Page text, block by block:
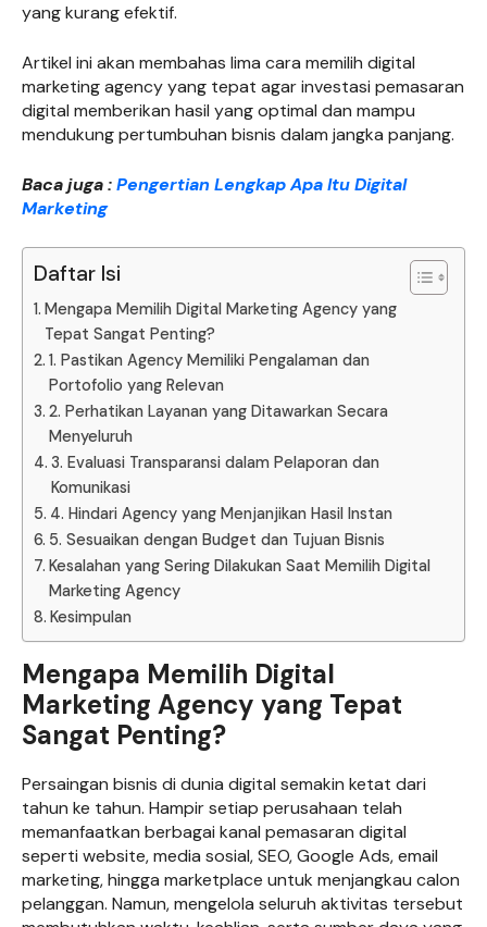
yang kurang efektif.
Artikel ini akan membahas lima cara memilih digital
marketing agency yang tepat agar investasi pemasaran
digital memberikan hasil yang optimal dan mampu
mendukung pertumbuhan bisnis dalam jangka panjang.
Baca juga :Pengertian Lengkap Apa Itu Digital
Marketing
Daftar Isi
Mengapa Memilih Digital Marketing Agency yang
Tepat Sangat Penting?
1. Pastikan Agency Memiliki Pengalaman dan
Portofolio yang Relevan
2. Perhatikan Layanan yang Ditawarkan Secara
Menyeluruh
3. Evaluasi Transparansi dalam Pelaporan dan
Komunikasi
4. Hindari Agency yang Menjanjikan Hasil Instan
5. Sesuaikan dengan Budget dan Tujuan Bisnis
Kesalahan yang Sering Dilakukan Saat Memilih Digital
Marketing Agency
Kesimpulan
Mengapa Memilih Digital
Marketing Agency yang Tepat
Sangat Penting?
Persaingan bisnis di dunia digital semakin ketat dari
tahun ke tahun. Hampir setiap perusahaan telah
memanfaatkan berbagai kanal pemasaran digital
seperti website, media sosial, SEO, Google Ads, email
marketing, hingga marketplace untuk menjangkau calon
pelanggan. Namun, mengelola seluruh aktivitas tersebut